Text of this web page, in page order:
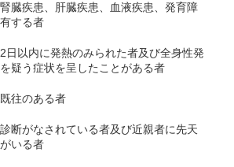
臓疾患、肝臓疾患、血液疾患、発育障
する者
日以内に発熱のみられた者及び全身性発
疑う症状を呈したことがある者
往のある者
断がなされている者及び近親者に先天
いる者